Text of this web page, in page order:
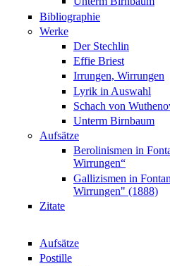
Bibliographie
Werke
Der Stechlin
Effie Briest
Irrungen, Wirrungen
Lyrik in Auswahl
Schach von
Unterm Birnbaum
Aufsätze
Berolinismen in
Wirrungen“
Gallizismen in
Wirrungen" (1888)
Zitate
Aufsätze
Postille